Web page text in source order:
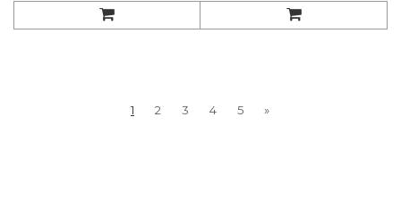
1 2 3 4 5 »